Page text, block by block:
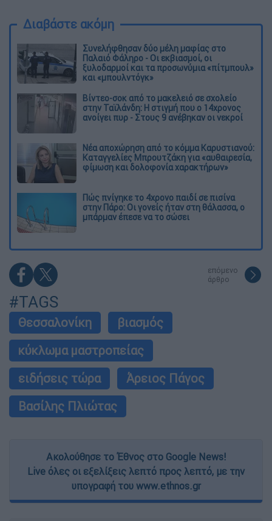
Διαβάστε ακόμη
Συνελήφθησαν δύο μέλη μαφίας στο
Παλαιό Φάληρο - Οι εκβιασμοί, οι
ξυλοδαρμοί και τα προσωνύμια «πίτμπουλ»
και «μπουλντόγκ»
Βίντεο-σοκ από το μακελειό σε σχολείο
στην Ταϊλάνδη: Η στιγμή που ο 14χρονος
ανοίγει πυρ - Στους 9 ανέβηκαν οι νεκροί
Νέα αποχώρηση από το κόμμα Καρυστιανού:
Καταγγελίες Μπρουτζάκη για «αυθαιρεσία,
φίμωση και δολοφονία χαρακτήρων»
Πώς πνίγηκε το 4χρονο παιδί σε πισίνα
στην Πάρο: Οι γονείς ήταν στη θάλασσα, ο
μπάρμαν έπεσε να το σώσει
επόμενο
άρθρο
#TAGS
Θεσσαλονίκη
βιασμός
κύκλωμα μαστροπείας
ειδήσεις τώρα
Άρειος Πάγος
Βασίλης Πλιώτας
Ακολούθησε το Έθνος στο Google News!
Live όλες οι εξελίξεις λεπτό προς λεπτό, με την
υπογραφή του www.ethnos.gr